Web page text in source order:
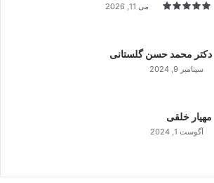
می 11, 2026
دکتر محمد حسن گلستانی
سپتامبر 9, 2024
مهیار خلقی
آگوست 1, 2024